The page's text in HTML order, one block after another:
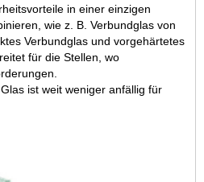
in einer einzigen
wie z. B. Verbundglas von
Verbundglas und vorgehärtetes
für die Stellen, wo
ist weit weniger anfällig für